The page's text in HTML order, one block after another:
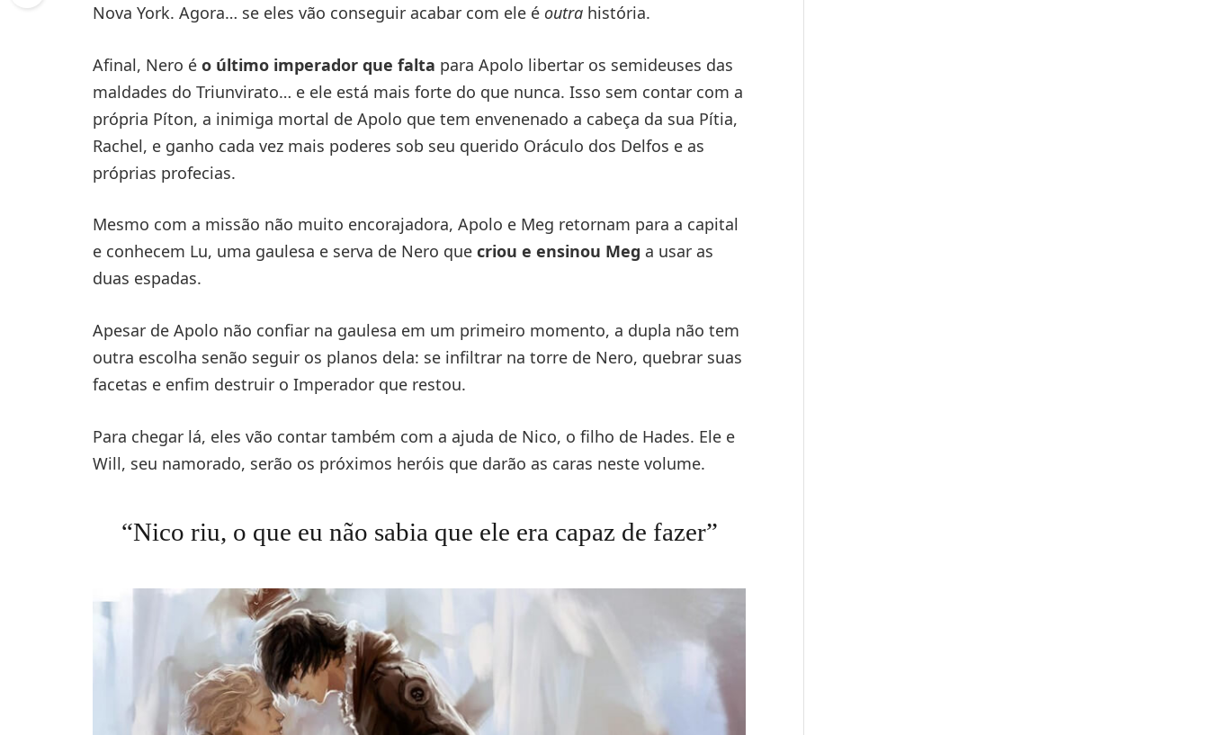
Nova York. Agora… se eles vão conseguir acabar com ele é outra história.
Afinal, Nero é o último imperador que falta para Apolo libertar os semideuses das
maldades do Triunvirato… e ele está mais forte do que nunca. Isso sem contar com a
própria Píton, a inimiga mortal de Apolo que tem envenenado a cabeça da sua Pítia,
Rachel, e ganho cada vez mais poderes sob seu querido Oráculo dos Delfos e as
próprias profecias.
Mesmo com a missão não muito encorajadora, Apolo e Meg retornam para a capital
e conhecem Lu, uma gaulesa e serva de Nero que criou e ensinou Meg a usar as
duas espadas.
Apesar de Apolo não confiar na gaulesa em um primeiro momento, a dupla não tem
outra escolha senão seguir os planos dela: se infiltrar na torre de Nero, quebrar suas
facetas e enfim destruir o Imperador que restou.
Para chegar lá, eles vão contar também com a ajuda de Nico, o filho de Hades. Ele e
Will, seu namorado, serão os próximos heróis que darão as caras neste volume.
“Nico riu, o que eu não sabia que ele era capaz de fazer”